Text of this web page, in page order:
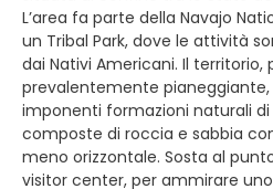
L’area fa parte della Navajo
un Tribal Park, dove le attività
dai Nativi Americani. Il territorio,
prevalentemente pianeggiante,
imponenti formazioni naturali di
composte di roccia e sabbia
meno orizzontale. Sosta al
visitor center, per ammirare